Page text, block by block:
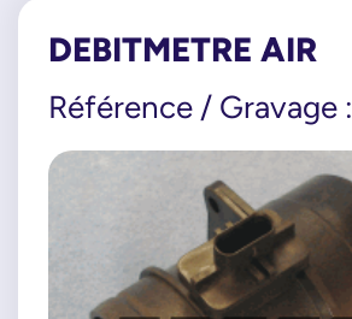
DEBITMETRE AIR
Référence / Gravage :